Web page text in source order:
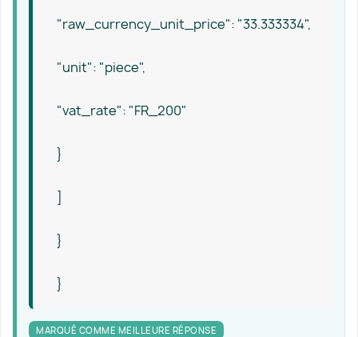
"raw_currency_unit_price": "33.333334",
"unit": "piece",
"vat_rate": "FR_200"
}
]
}
}
MARQUÉ COMME MEILLEURE RÉPONSE